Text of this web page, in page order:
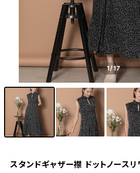
1/17
スタンドギャザー襟 ドットノースリ